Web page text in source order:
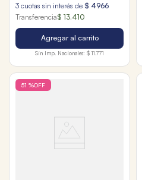
3 cuotas sin interés de $ 4966
Transferencia$ 13.410
Agregar al carrito
Sin Imp. Nacionales: $ 11.771
51 %OFF